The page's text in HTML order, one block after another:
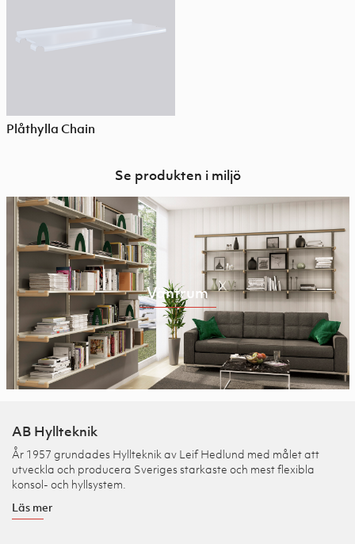
Plåthylla Chain
Se produkten i miljö
Väntrum
AB Hyllteknik
År 1957 grundades Hyllteknik av Leif Hedlund med målet att
utveckla och producera Sveriges starkaste och mest flexibla
konsol- och hyllsystem.
Läs mer